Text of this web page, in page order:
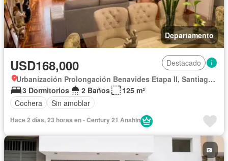
Departamento
USD168,000
Destacado
Urbanización Prolongación Benavides Etapa II, Santiago de Surco
3 Dormitorios
2 Baños
125 m²
Cochera
Sin amoblar
Hace 2 días, 23 horas en - Century 21 Anshin